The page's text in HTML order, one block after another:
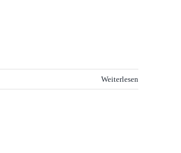
Weiterlesen